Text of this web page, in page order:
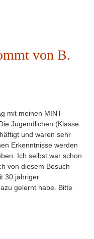
von B.
mit meinen MINT-
Jugendlichen (Klasse
und waren sehr
Erkenntnisse werden
Ich selbst war schon
von diesem Besuch
30 jähriger
gelernt habe. Bitte